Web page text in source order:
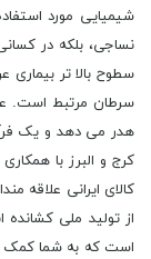
شیمیایی مورد
نساجی، بلکه در
سطوح بالا تر بیماری
سرطان مرتبط است.
هدر می دهد و یک
کرج و البرز با
کالای ایرانی علاقه
از تولید ملی
است که به شما کمک